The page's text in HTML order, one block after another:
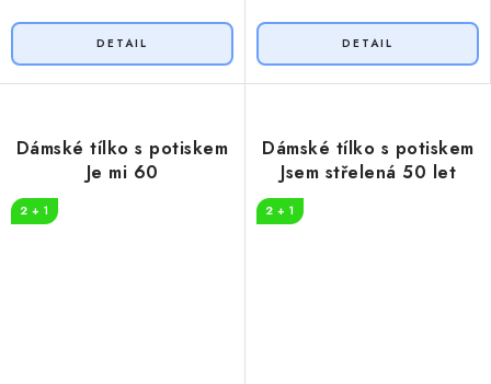
Dámské tílko s potiskem
Je mi 60
2 + 1
Dámské tílko s potiskem
Jsem střelená 50 let
2 + 1